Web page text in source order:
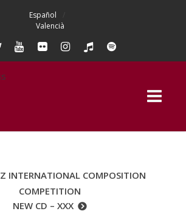
Español
Valencià
INTERNATIONAL COMPOSITION
COMPETITION
NEW CD – XXX